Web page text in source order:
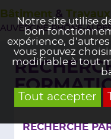
Notre site utilise
bon
expérience,
vous pouvez
modifiable à tout
Tout accepter
Bâtiment &
AUVERGNE-RHÔNE-